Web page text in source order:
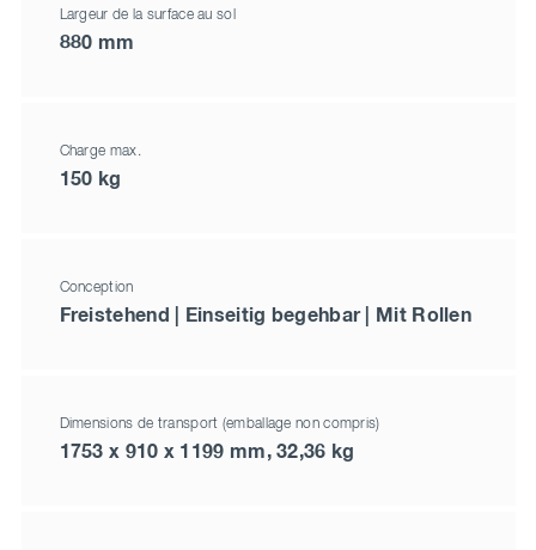
Largeur de la surface au sol
880 mm
Charge max.
150 kg
Conception
Freistehend | Einseitig begehbar | Mit Rollen
Dimensions de transport (emballage non compris)
1753 x 910 x 1199 mm, 32,36 kg